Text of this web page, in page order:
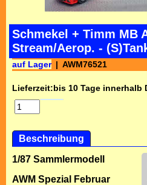
Schmekel + Timm MB
Stream/Aerop. -
auf Lager AWM76521
Lieferzeit:bis 10 Tage innerhalb
Beschreibung
1/87 Sammlermodell
AWM Spezial Februar